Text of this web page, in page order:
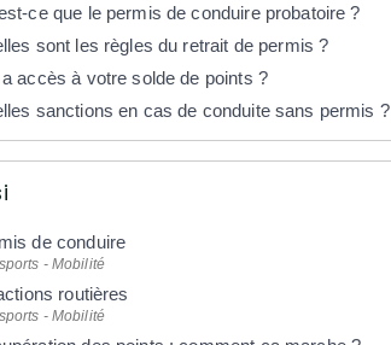
ce que le permis de conduire probatoire ?
sont les règles du retrait de permis ?
accès à votre solde de points ?
sanctions en cas de conduite sans permis ?
de conduire
- Mobilité
routières
- Mobilité